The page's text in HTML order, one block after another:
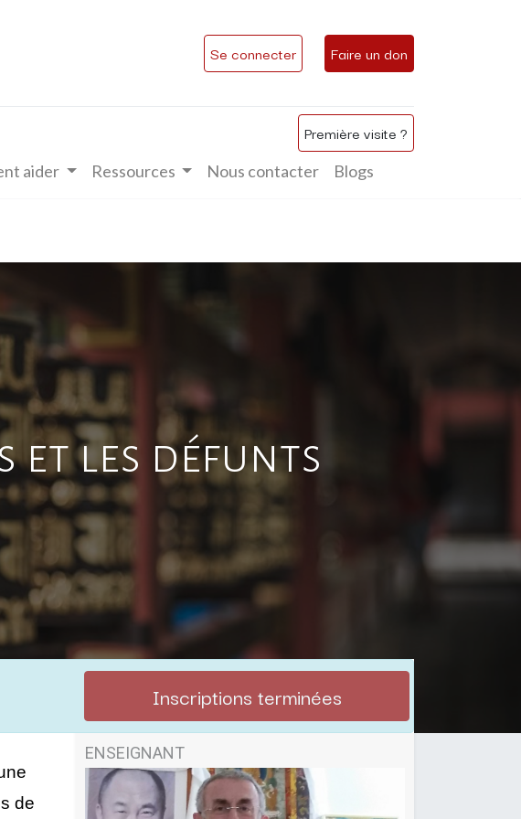
Se connecter Faire un don
Première visite ?
aider Ressources Nous contacter Blogs
et les défunts
Inscriptions terminées
de
ENSEIGNANT